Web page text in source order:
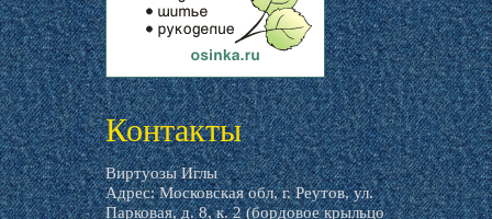
livemaster.ru
Контакты
Виртуозы Иглы
Адрес: Московская обл, г. Реутов, ул.
Парковая, д. 8, к. 2 (бордовое крыльцо